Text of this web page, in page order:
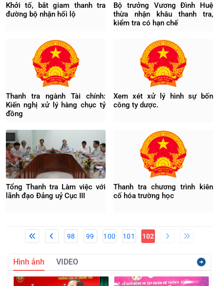
Khởi tố, bắt giam thanh tra
đường bộ nhận hối lộ
Bộ trưởng Vương Đình Huệ
thừa nhận khâu thanh tra,
kiểm tra có hạn chế
Thanh tra ngành Tài chính:
Kiến nghị xử lý hàng chục tỷ
đồng
Xem xét xử lý hình sự bốn
công ty dược.
Tổng Thanh tra Làm việc với
lãnh đạo Đảng uỷ Cục III
Thanh tra chương trình kiên
cố hóa trường học
98 99 100 101 102
Hình ảnh VIDEO